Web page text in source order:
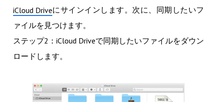
iCloud Driveにサインインします。次に、同期したいフ
ァイルを見つけます。
ステップ2：iCloud Driveで同期したいファイルをダウン
ロードします。